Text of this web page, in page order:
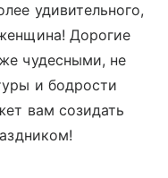
удивительного,
Дорогие
чудесными, не
и бодрости
вам созидать